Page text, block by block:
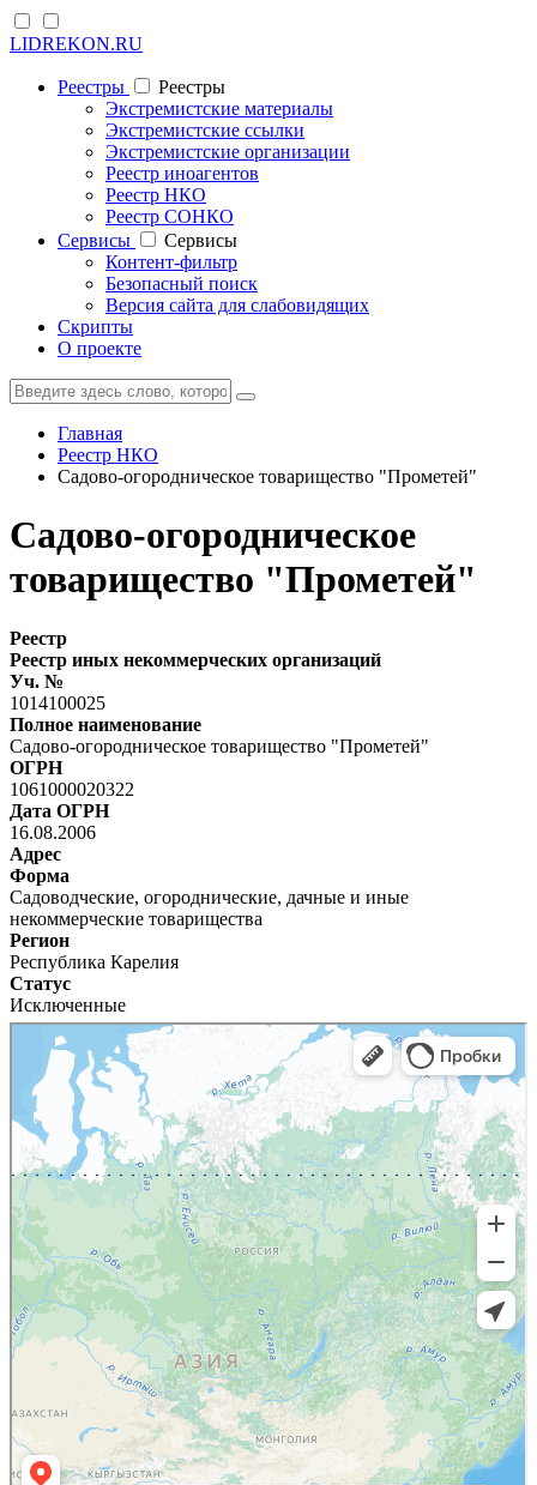
LIDREKON.RU
Реестры
Реестры
Экстремистские материалы
Экстремистские ссылки
Экстремистские организации
Реестр иноагентов
Реестр НКО
Реестр СОНКО
Cервисы
Cервисы
Контент-фильтр
Безопасный поиск
Версия сайта для слабовидящих
Скрипты
О проекте
Главная
Реестр НКО
Садово-огородническое товарищество "Прометей"
Садово-огородническое
товарищество "Прометей"
Реестр
Реестр иных некоммерческих организаций
Уч. №
1014100025
Полное наименование
Садово-огородническое товарищество "Прометей"
ОГРН
1061000020322
Дата ОГРН
16.08.2006
Адрес
Форма
Садоводческие, огороднические, дачные и иные
некоммерческие товарищества
Регион
Республика Карелия
Статус
Исключенные